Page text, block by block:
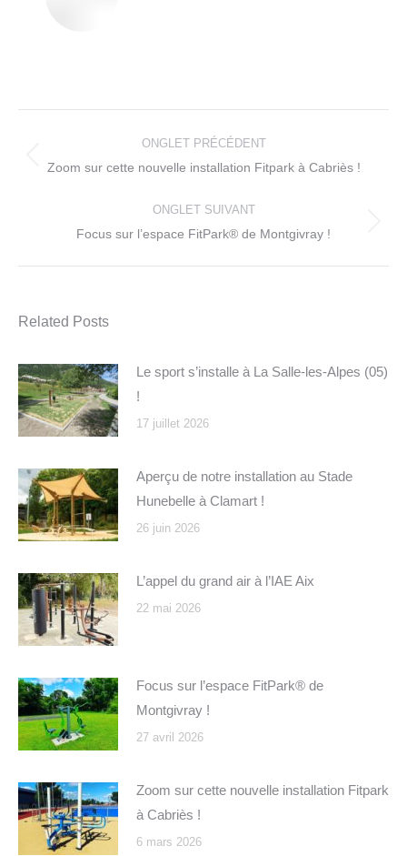
commentaire
ONGLET PRÉCÉDENT
Onglet
Zoom sur cette nouvelle installation Fitpark à Cabriès !
ONGLET SUIVANT
Onglet
Focus sur l’espace FitPark® de Montgivray !
Related Posts
Le sport s’installe à La Salle-les-Alpes (05)
!
17 juillet 2026
Aperçu de notre installation au Stade
Hunebelle à Clamart !
26 juin 2026
L’appel du grand air à l’IAE Aix
22 mai 2026
Focus sur l’espace FitPark® de
Montgivray !
27 avril 2026
Zoom sur cette nouvelle installation Fitpark
à Cabriès !
6 mars 2026